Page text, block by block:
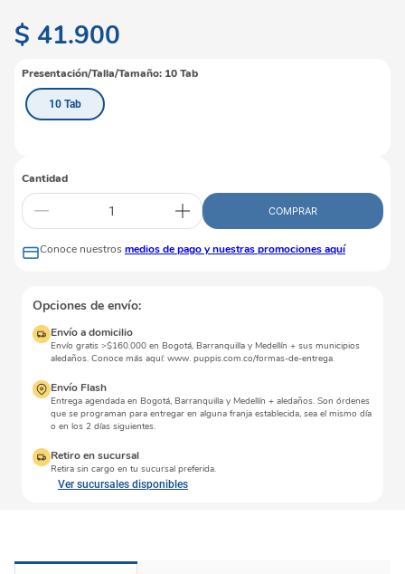
$ 41.900
Presentación/Talla/Tamaño: 10 Tab
10 Tab
Cantidad
COMPRAR
Conoce nuestros medios de pago y nuestras promociones aquí
Opciones de envío:
Envío a domicilio
Envío gratis >$160.000 en Bogotá, Barranquilla y Medellín + sus municipios
aledaños. Conoce más aquí: www. puppis.com.co/formas-de-entrega.
Envío Flash
Entrega agendada en Bogotá, Barranquilla y Medellín + aledaños. Son órdenes
que se programan para entregar en alguna franja establecida, sea el mismo día
o en los 2 días siguientes.
Retiro en sucursal
Retira sin cargo en tu sucursal preferida.
Ver sucursales disponibles